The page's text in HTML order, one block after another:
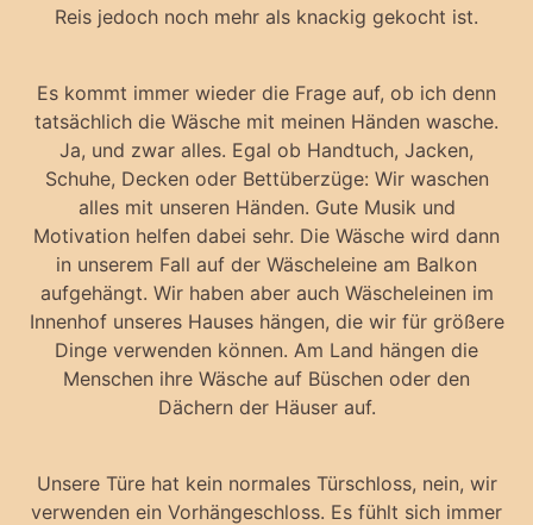
Reis jedoch noch mehr als knackig gekocht ist.
Es kommt immer wieder die Frage auf, ob ich denn
tatsächlich die Wäsche mit meinen Händen wasche.
Ja, und zwar alles. Egal ob Handtuch, Jacken,
Schuhe, Decken oder Bettüberzüge: Wir waschen
alles mit unseren Händen. Gute Musik und
Motivation helfen dabei sehr. Die Wäsche wird dann
in unserem Fall auf der Wäscheleine am Balkon
aufgehängt. Wir haben aber auch Wäscheleinen im
Innenhof unseres Hauses hängen, die wir für größere
Dinge verwenden können. Am Land hängen die
Menschen ihre Wäsche auf Büschen oder den
Dächern der Häuser auf.
Unsere Türe hat kein normales Türschloss, nein, wir
verwenden ein Vorhängeschloss. Es fühlt sich immer